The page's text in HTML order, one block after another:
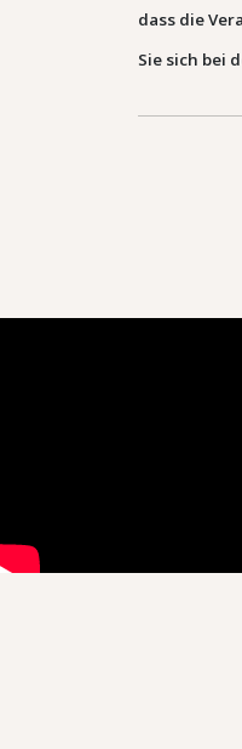
dass die
Sie sich bei